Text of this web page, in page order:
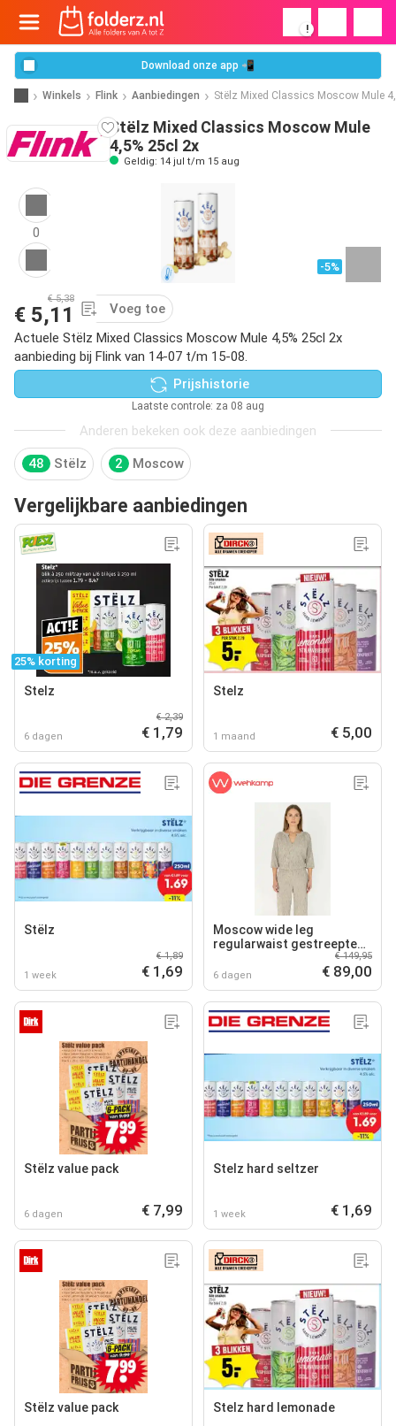
!
Download onze app 📲
Winkels Flink Aanbiedingen Stëlz Mixed Classics Moscow Mule
Stëlz Mixed Classics Moscow Mule
4,5% 25cl 2x
Geldig: 14 jul t/m 15 aug
0
-5%
€ 5,38
€ 5,11
Voeg toe
Actuele Stëlz Mixed Classics Moscow Mule 4,5% 25cl 2x
aanbieding bij Flink van 14-07 t/m 15-08.
Prijshistorie
Laatste controle: za 08 aug
Anderen bekeken ook deze aanbiedingen
48 Stëlz 2 Moscow
Vergelijkbare aanbiedingen
25% korting
Stelz
6 dagen
€ 2,39
€ 1,79
Stelz
1 maand € 5,00
Stëlz
1 week
€ 1,89
€ 1,69
Moscow wide leg
regularwaist gestreepte
6 dagen
€ 149,95
€ 89,00
Stëlz value pack
6 dagen € 7,99
Stelz hard seltzer
1 week € 1,69
Stëlz value pack Stelz hard lemonade